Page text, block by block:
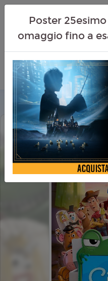
TOY STORY 5
Poster
omaggio fino a